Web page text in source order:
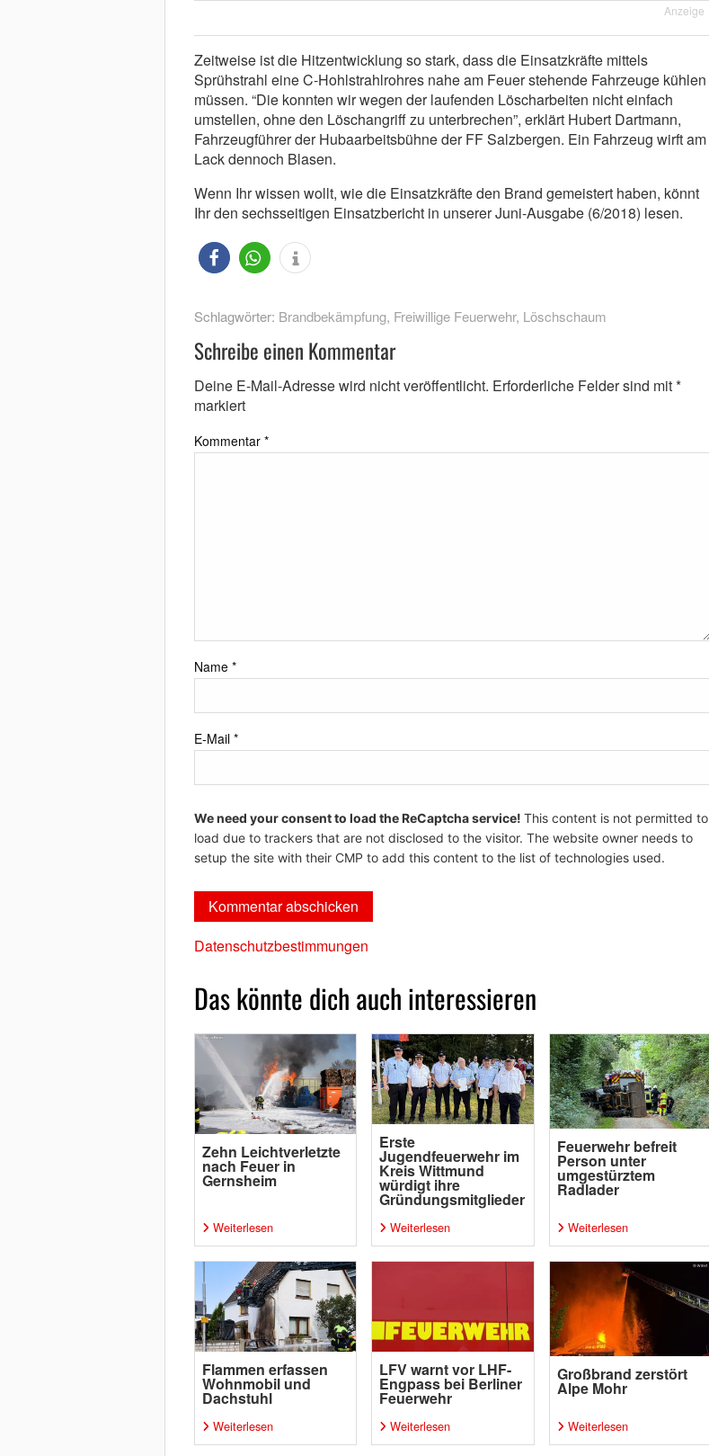
Anzeige
Zeitweise ist die Hitzentwicklung so stark, dass die Einsatzkräfte mittels
Sprühstrahl eine C-Hohlstrahlrohres nahe am Feuer stehende Fahrzeuge kühlen
müssen. “Die konnten wir wegen der laufenden Löscharbeiten nicht einfach
umstellen, ohne den Löschangriff zu unterbrechen”, erklärt Hubert Dartmann,
Fahrzeugführer der Hubaarbeitsbühne der FF Salzbergen. Ein Fahrzeug wirft am
Lack dennoch Blasen.
Wenn Ihr wissen wollt, wie die Einsatzkräfte den Brand gemeistert haben, könnt
Ihr den sechsseitigen Einsatzbericht in unserer Juni-Ausgabe (6/2018) lesen.
Schlagwörter: Brandbekämpfung, Freiwillige Feuerwehr, Löschschaum
Schreibe einen Kommentar
Deine E-Mail-Adresse wird nicht veröffentlicht. Erforderliche Felder sind mit*
markiert
Kommentar *
Name *
E-Mail *
We need your consent to load the ReCaptcha service! This content is not permitted to
load due to trackers that are not disclosed to the visitor. The website owner needs to
setup the site with their CMP to add this content to the list of technologies used.
Datenschutzbestimmungen
Das könnte dich auch interessieren
Zehn Leichtverletzte
nach Feuer in
Gernsheim
Weiterlesen
Erste
Jugendfeuerwehr im
Kreis Wittmund
würdigt ihre
Gründungsmitglieder
Weiterlesen
Feuerwehr befreit
Person unter
umgestürztem
Radlader
Weiterlesen
Flammen erfassen
Wohnmobil und
Dachstuhl
Weiterlesen
LFV warnt vor LHF-
Engpass bei Berliner
Feuerwehr
Weiterlesen
Großbrand zerstört
Alpe Mohr
Weiterlesen